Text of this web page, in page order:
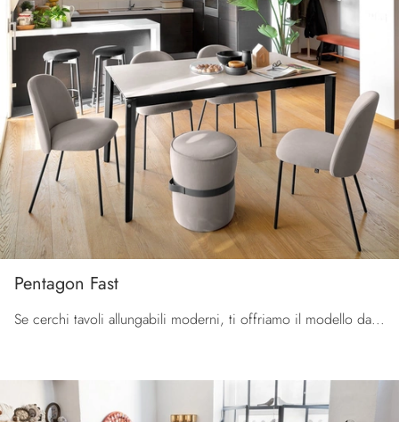
Pentagon Fast
Se cerchi tavoli allungabili moderni, ti offriamo il modello da cucina in ceramica Pentagon Fast dell'azienda Connubia.